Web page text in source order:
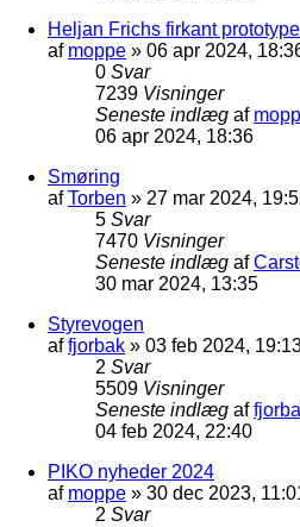
Heljan Frichs firkant
af moppe » 06 apr 2024,
0 Svar
7239 Visninger
Seneste indlæg af
06 apr 2024, 18:36
Smøring
afTorben » 27 mar 2024,
5 Svar
7470 Visninger
Seneste indlæg af
30 mar 2024, 13:35
Styrevogen
affjorbak » 03 feb 2024,
2 Svar
5509 Visninger
Seneste indlæg af
04 feb 2024, 22:40
PIKO nyheder 2024
af moppe » 30 dec 2023,
2 Svar